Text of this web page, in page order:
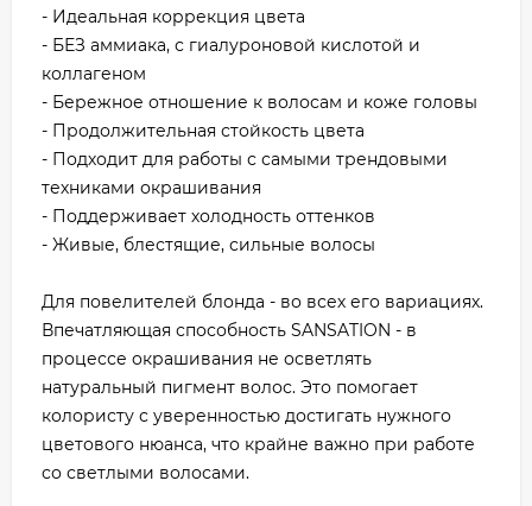
- Идеальная коррекция цвета
- БЕЗ аммиака, с гиалуроновой кислотой и
коллагеном
- Бережное отношение к волосам и коже головы
- Продолжительная стойкость цвета
- Подходит для работы с самыми трендовыми
техниками окрашивания
- Поддерживает холодность оттенков
- Живые, блестящие, сильные волосы
Для повелителей блонда - во всех его вариациях.
Впечатляющая способность SANSATION - в
процессе окрашивания не осветлять
натуральный пигмент волос. Это помогает
колористу с уверенностью достигать нужного
цветового нюанса, что крайне важно при работе
со светлыми волосами.